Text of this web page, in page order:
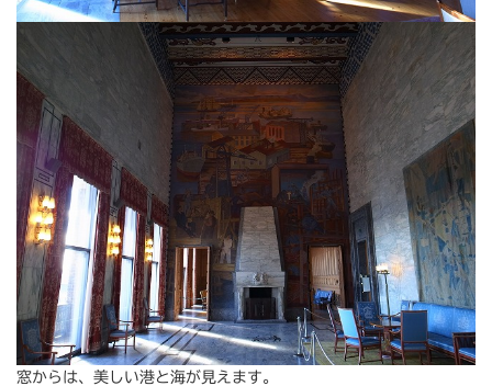
窓からは、美しい港と海が見えます。